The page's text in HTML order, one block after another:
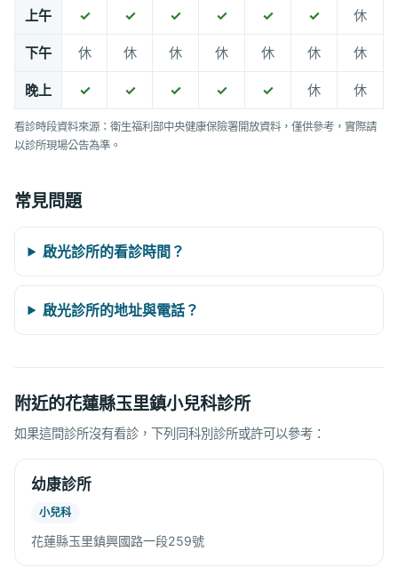
上午 ✓ ✓ ✓ ✓ ✓ ✓ 休
下午 休 休 休 休 休 休 休
晚上 ✓ ✓ ✓ ✓ ✓ 休 休
看診時段資料來源：衛生福利部中央健康保險署開放資料，僅供參考，實際請
以診所現場公告為準。
常見問題
啟光診所的看診時間？
啟光診所的地址與電話？
附近的花蓮縣玉里鎮小兒科診所
如果這間診所沒有看診，下列同科別診所或許可以參考：
幼康診所
小兒科
花蓮縣玉里鎮興國路一段259號